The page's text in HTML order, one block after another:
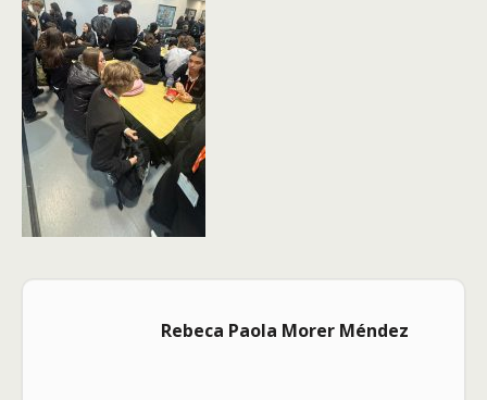
Rebeca Paola Morer Méndez